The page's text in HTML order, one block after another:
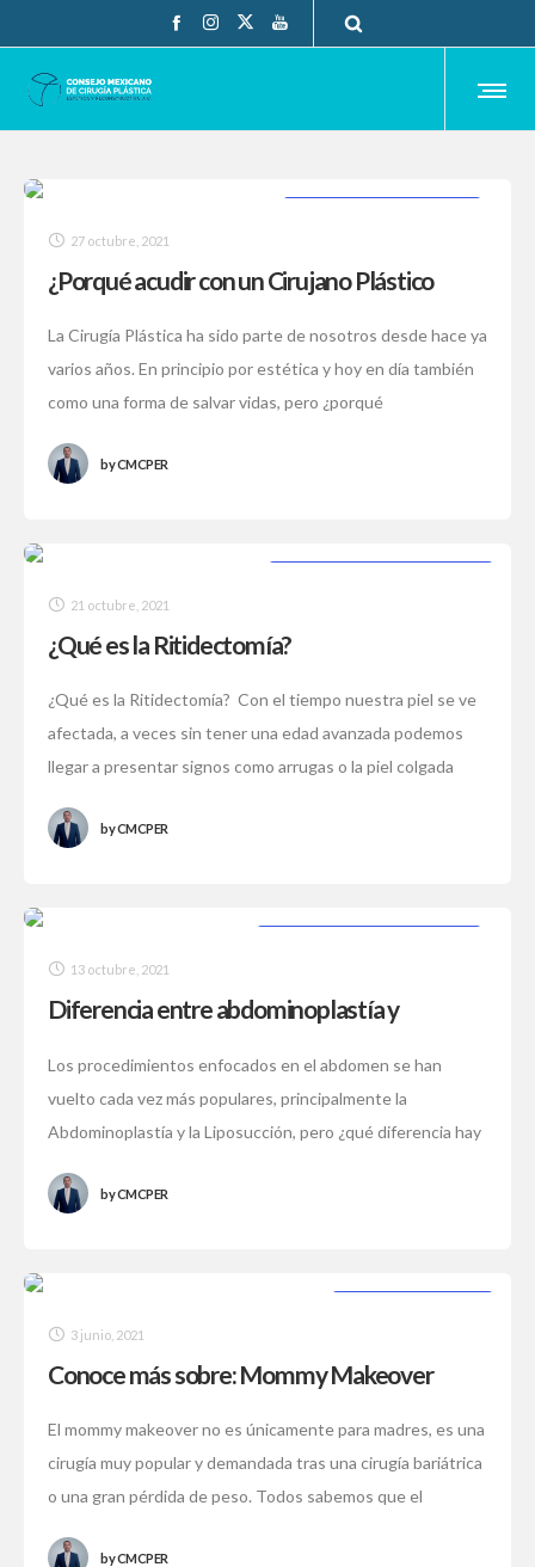
27 octubre, 2021
¿Porqué acudir con un Cirujano Plástico
La Cirugía Plástica ha sido parte de nosotros desde hace ya
varios años. En principio por estética y hoy en día también
como una forma de salvar vidas, pero ¿porqué
byCMCPER
21 octubre, 2021
¿Qué es la Ritidectomía?
¿Qué es la Ritidectomía? Con el tiempo nuestra piel se ve
afectada, a veces sin tener una edad avanzada podemos
llegar a presentar signos como arrugas o la piel colgada
byCMCPER
13 octubre, 2021
Diferencia entre abdominoplastía y
Los procedimientos enfocados en el abdomen se han
vuelto cada vez más populares, principalmente la
Abdominoplastía y la Liposucción, pero ¿qué diferencia hay
una
byCMCPER
3 junio, 2021
Conoce más sobre: Mommy Makeover
El mommy makeover no es únicamente para madres, es una
cirugía muy popular y demandada tras una cirugía bariátrica
o una gran pérdida de peso. Todos sabemos que el
byCMCPER